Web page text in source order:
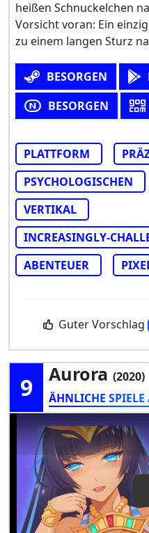
heißen Schnuckelchen
Vorsicht voran: Ein
zu einem langen Sturz
BESORGEN
BESORGEN
PLATTFORM
PSYCHOLOGISCHEN
VERTIKAL
INCREASINGLY-
ABENTEUER
Guter Vorschlag
9 Aurora (2020)
ÄHNLICHE